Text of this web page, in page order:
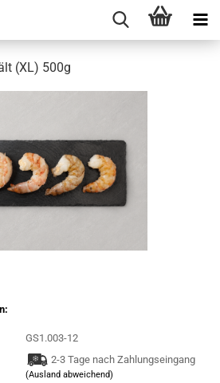
(XL) 500g
GS1.003-12
2-3 Tage nach Zahlungseingang
(Ausland abweichend)